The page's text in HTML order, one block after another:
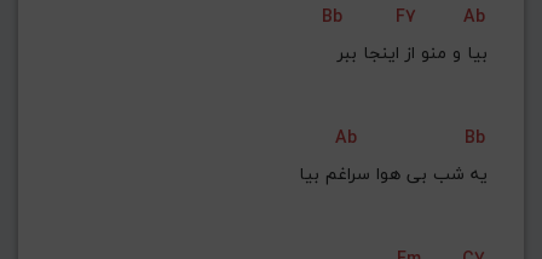
Bb F7
Ab
بیا و منو از اینجا ببر
Ab
Bb
یه شب بی هوا سراغم بیا